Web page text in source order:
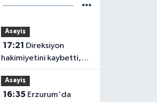
Asayiş
17:21
hakimiyetini kaybetti,
karşı şeritteki otomobile
çarptı
Asayiş
16:35